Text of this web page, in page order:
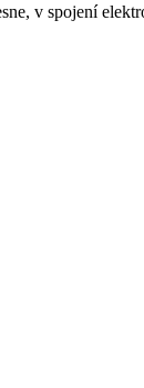
v spojení